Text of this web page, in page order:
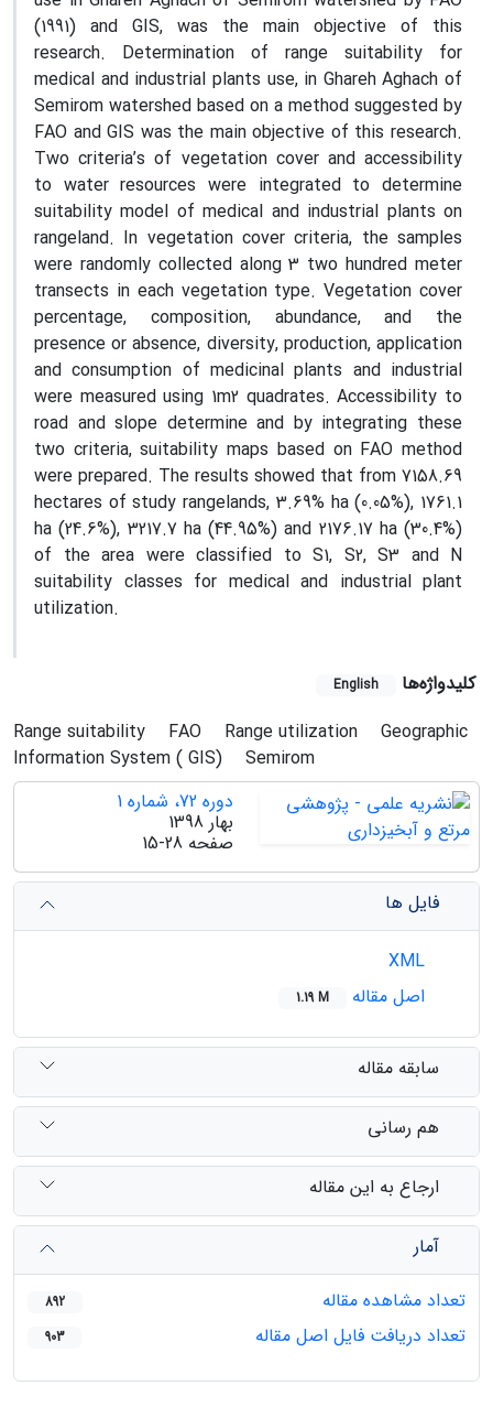
(1991) and GIS, was the main objective of this
research. Determination of range suitability for
medical and industrial plants use, in Ghareh Aghach of
Semirom watershed based on a method suggested by
FAO and GIS was the main objective of this research.
Two criteria’s of vegetation cover and accessibility
to water resources were integrated to determine
suitability model of medical and industrial plants on
rangeland. In vegetation cover criteria, the samples
were randomly collected along 3 two hundred meter
transects in each vegetation type. Vegetation cover
percentage, composition, abundance, and the
presence or absence, diversity, production, application
and consumption of medicinal plants and industrial
were measured using 1m2 quadrates. Accessibility to
road and slope determine and by integrating these
two criteria, suitability maps based on FAO method
were prepared. The results showed that from 7158.69
hectares of study rangelands, 3.69% ha (0.05%), 1761.1
ha (24.6%), 3217.7 ha (44.95%) and 2176.17 ha (30.4%)
of the area were classified to S1, S2, S3 and N
suitability classes for medical and industrial plant
utilization.
کلیدواژه‌ها English
Range suitability FAO Range utilization
Geographic
Information System ( GIS)
Semirom
دوره 72، شماره 1
بهار 1398
صفحه 15-28
فایل ها
اصل مقاله
1.19 M
سابقه مقاله
هم رسانی
ارجاع به این مقاله
آمار
تعداد مشاهده مقاله
892
تعداد دریافت فایل اصل مقاله 903